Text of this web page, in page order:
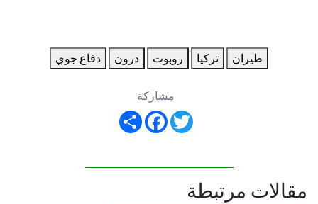
طيران تركيا روبوت درون دفاع جوي
مشاركة
Share
FacebookTwitter
مقالات مرتبطة